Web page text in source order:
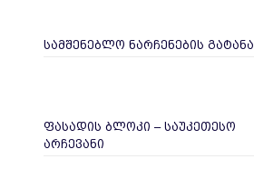
სამშენებლო ნარჩენების გატანა
ფასადის ბლოკი – საუკეთესო
არჩევანი